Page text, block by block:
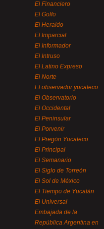
El Financiero
El Golfo
El Heraldo
El Imparcial
El Informador
El Intruso
El Latino Expreso
El Norte
El observador yucateco
El Observatorio
El Occidental
El Peninsular
El Porvenir
El Pregón Yucateco
El Principal
El Semanario
El Siglo de Torreón
El Sol de México
El Tiempo de Yucatán
El Universal
Embajada de la
República Argentina en